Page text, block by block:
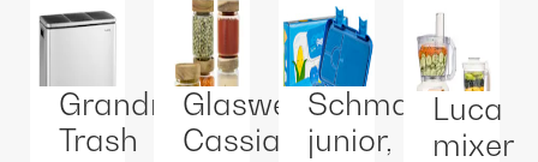
Grandmaster
Trash
Glaswerk
Cassia
Schmatzfatz
junior,
Luca
mixer